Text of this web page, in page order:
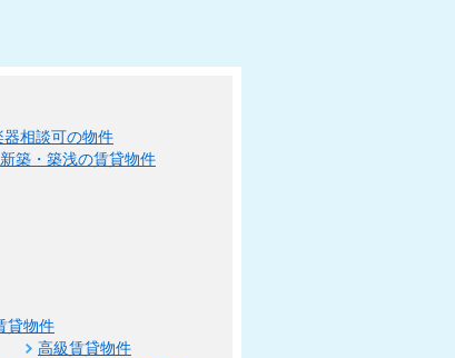
器相談可の物件
新築・築浅の賃貸物件
貸物件
高級賃貸物件